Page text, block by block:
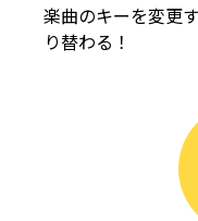
楽曲のキーを変更
り替わる！